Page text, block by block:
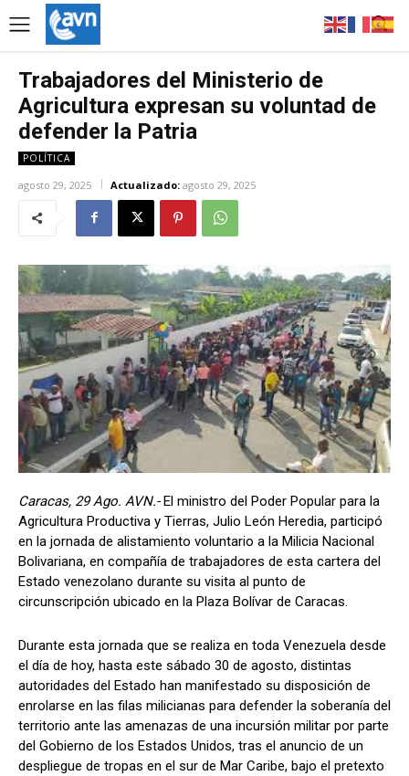
Trabajadores del Ministerio de
Agricultura expresan su voluntad de
defender la Patria
POLÍTICA
agosto 29, 2025 Actualizado: agosto 29, 2025
Caracas, 29 Ago. AVN.-El ministro del Poder Popular para la
Agricultura Productiva y Tierras, Julio León Heredia, participó
en la jornada de alistamiento voluntario a la Milicia Nacional
Bolivariana, en compañía de trabajadores de esta cartera del
Estado venezolano durante su visita al punto de
circunscripción ubicado en la Plaza Bolívar de Caracas.
Durante esta jornada que se realiza en toda Venezuela desde
el día de hoy, hasta este sábado 30 de agosto, distintas
autoridades del Estado han manifestado su disposición de
enrolarse en las filas milicianas para defender la soberanía del
territorio ante las amenazas de una incursión militar por parte
del Gobierno de los Estados Unidos, tras el anuncio de un
despliegue de tropas en el sur de Mar Caribe, bajo el pretexto